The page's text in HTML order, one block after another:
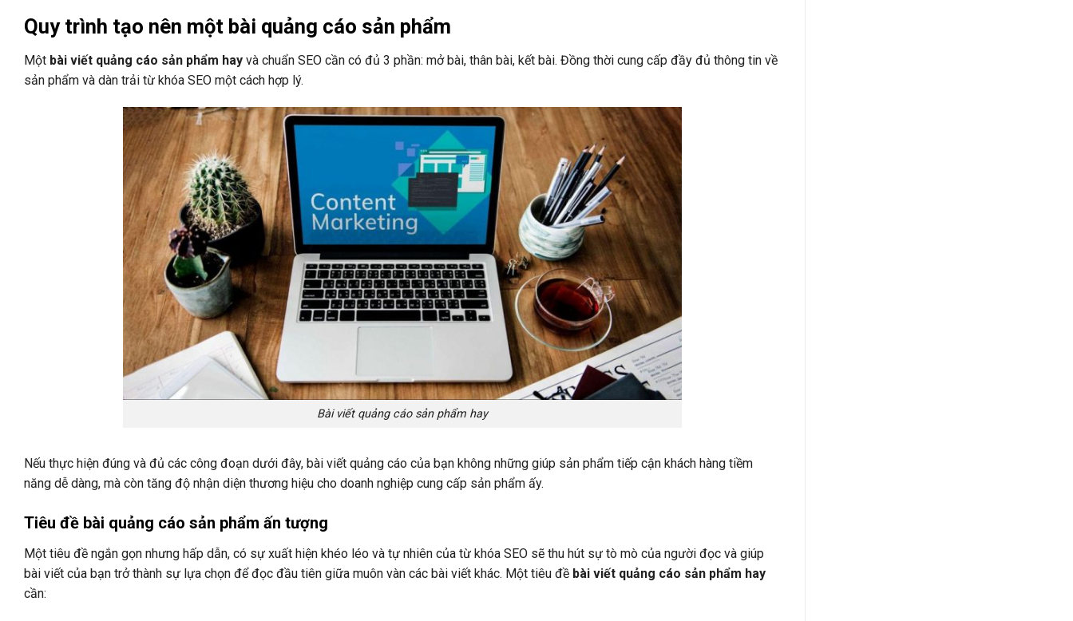
Quy trình tạo nên một bài quảng cáo sản phẩm
Một bài viết quảng cáo sản phẩm hay và chuẩn SEO cần có đủ 3 phần: mở bài, thân bài, kết bài. Đồng thời cung cấp đầy đủ thông tin về
sản phẩm và dàn trải từ khóa SEO một cách hợp lý.
Bài viết quảng cáo sản phẩm hay
Nếu thực hiện đúng và đủ các công đoạn dưới đây, bài viết quảng cáo của bạn không những giúp sản phẩm tiếp cận khách hàng tiềm
năng dễ dàng, mà còn tăng độ nhận diện thương hiệu cho doanh nghiệp cung cấp sản phẩm ấy.
Tiêu đề bài quảng cáo sản phẩm ấn tượng
Một tiêu đề ngắn gọn nhưng hấp dẫn, có sự xuất hiện khéo léo và tự nhiên của từ khóa SEO sẽ thu hút sự tò mò của người đọc và giúp
bài viết của bạn trở thành sự lựa chọn để đọc đầu tiên giữa muôn vàn các bài viết khác. Một tiêu đề bài viết quảng cáo sản phẩm hay
cần: